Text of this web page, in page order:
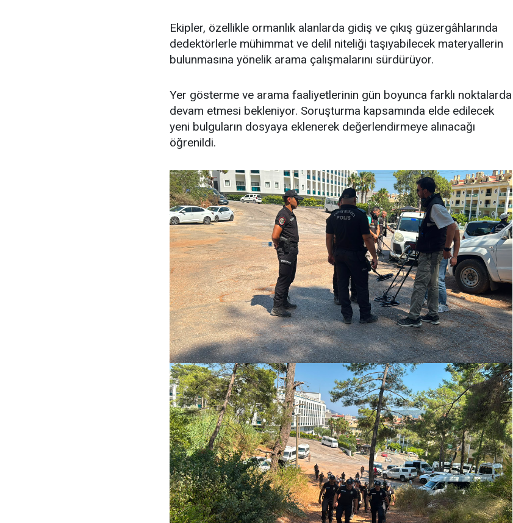
Ekipler, özellikle ormanlık alanlarda gidiş ve çıkış güzergâhlarında
dedektörlerle mühimmat ve delil niteliği taşıyabilecek materyallerin
bulunmasına yönelik arama çalışmalarını sürdürüyor.
Yer gösterme ve arama faaliyetlerinin gün boyunca farklı noktalarda
devam etmesi bekleniyor. Soruşturma kapsamında elde edilecek
yeni bulguların dosyaya eklenerek değerlendirmeye alınacağı
öğrenildi.